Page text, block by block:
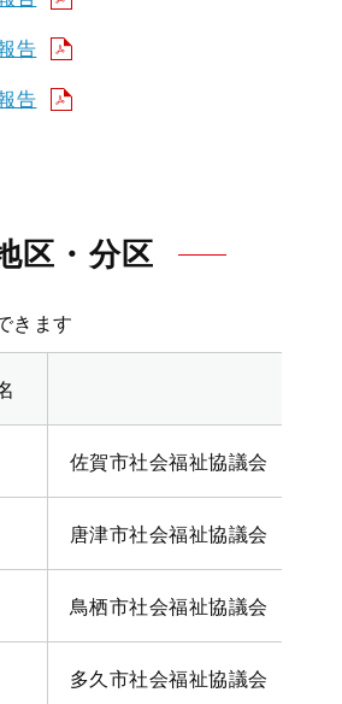
告
告
区・分区
佐賀市社会福祉協議会
唐津市社会福祉協議会
鳥栖市社会福祉協議会
多久市社会福祉協議会
きます